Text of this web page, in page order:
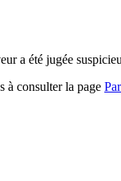
a été jugée
à consulter la page